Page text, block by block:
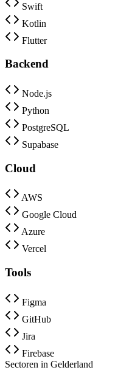
Swift
Kotlin
Flutter
Backend
Node.js
Python
PostgreSQL
Supabase
Cloud
AWS
Google Cloud
Azure
Vercel
Tools
Figma
GitHub
Jira
Firebase
Sectoren in Gelderland